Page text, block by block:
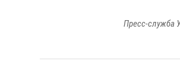
Пресс-служба